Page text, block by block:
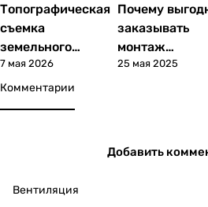
Статьи
Топографическая
съемка
земельного
участка: создаем
точную карту
7 мая 2026
Статьи
Почему
заказывать
монтаж
инженерных
25 мая 2025
Комментарии
Добавить
Вентиляция